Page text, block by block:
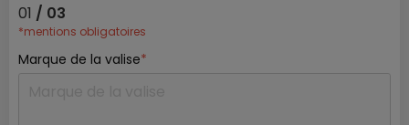
01 / 03
*mentions obligatoires
Marque de la valise*